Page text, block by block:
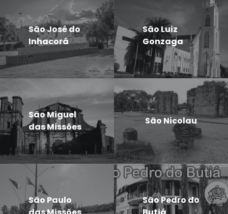
São José do
Inhacorá
São Luiz
Gonzaga
São Miguel
das Missões
São Nicolau
São Paulo
São Pedro do